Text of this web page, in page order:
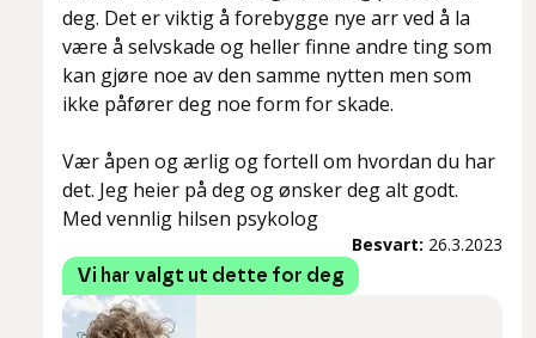
deg. Det er viktig å forebygge nye arr ved å la
være å selvskade og heller finne andre ting som
kan gjøre noe av den samme nytten men som
ikke påfører deg noe form for skade.
Vær åpen og ærlig og fortell om hvordan du har
det. Jeg heier på deg og ønsker deg alt godt.
Med vennlig hilsen psykolog
Besvart: 26.3.2023
Vi har valgt ut dette for deg